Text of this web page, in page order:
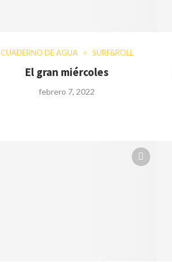
CUADERNO DE AGUA SURF&ROLL
El gran miércoles
febrero 7, 2022